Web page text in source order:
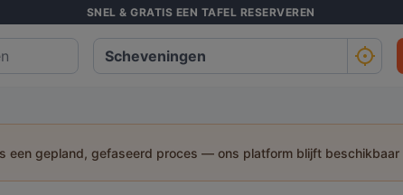
SNEL & GRATIS EEN TAFEL RESERVEREN
een gepland, gefaseerd proces — ons platform blijft beschikbaar